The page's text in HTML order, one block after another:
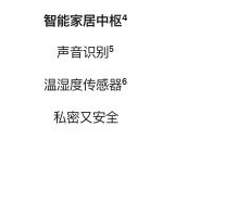
智能家居中枢脚
⁴
声音识别脚
⁵
温湿度传感器脚
⁶
私密又安全